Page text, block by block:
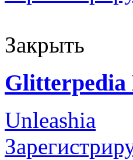
Закрыть
Glitterpedia
Unleashia